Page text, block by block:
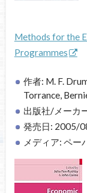
Methods for the
Programmes
作者: M. F.
Torrance,
出版社/メーカ
発売日: 2005/
メディア: ペー